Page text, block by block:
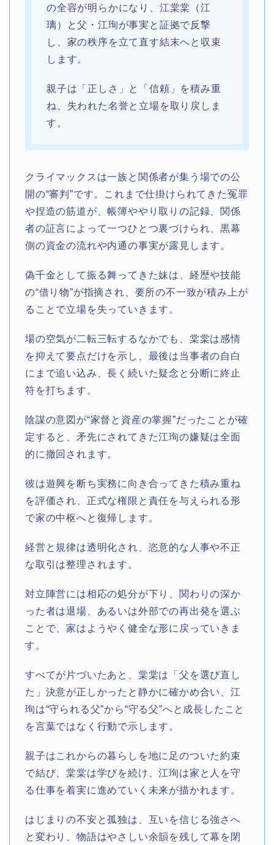
の全容が明らかになり、江棠棠（江
璃）と父・江珣が事実と証拠で反撃
し、家の秩序を立て直す結末へと収束
します。
親子は「正しさ」と「信頼」を積み重
ね、失われた名誉と立場を取り戻しま
す。
クライマックスは一族と関係者が集う場での公
開の“審判”です。これまで仕掛けられてきた冤罪
や捏造の筋道が、帳簿ややり取りの記録、関係
者の証言によって一つひとつ裏づけられ、黒幕
側の資金の流れや内通の事実が露見します。
偽千金として振る舞ってきた妹は、経歴や技能
の“借り物”が指摘され、要所の不一致が積み上が
ることで立場を失っていきます。
場の空気が二転三転するなかでも、棠棠は感情
を抑えて要点だけを示し、最後は当事者の自白
にまで追い込み、長く続いた疑念と分断に終止
符を打ちます。
陰謀の意図が“家督と資産の掌握”だったことが確
定すると、矛先にされてきた江珣の嫌疑は全面
的に撤回されます。
彼は遊興を断ち実務に向き合ってきた積み重ね
を評価され、正式な権限と責任を与えられる形
で家の中枢へと復帰します。
経営と規律は透明化され、恣意的な人事や不正
な取引は整理されます。
対立陣営には相応の処分が下り、関わりの深か
った者は退場、あるいは外部での再出発を選ぶ
ことで、家はようやく健全な形に戻っていきま
す。
すべてが片づいたあと、棠棠は「父を選び直し
た」決意が正しかったと静かに確かめ合い、江
珣は“守られる父”から“守る父”へと成長したこと
を言葉ではなく行動で示します。
親子はこれからの暮らしを地に足のついた約束
で結び、棠棠は学びを続け、江珣は家と人を守
る仕事を着実に進めていく未来が描かれます。
はじまりの不安と孤独は、互いを信じる強さへ
と変わり、物語はやさしい余韻を残して幕を閉